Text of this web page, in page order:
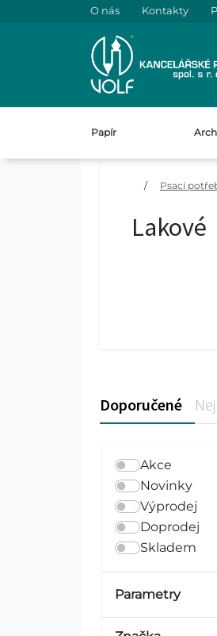
O nás Kontakty
Papír
/ Psací
Lakové
Doporučené
Akce
Novinky
Výprodej
Doprodej
Skladem
Parametry